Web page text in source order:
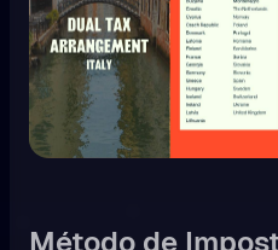
Método de